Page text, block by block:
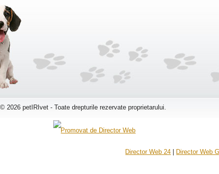
© 2026 petIRIvet - Toate drepturile rezervate proprietarului.
Director Web 24 Director Web